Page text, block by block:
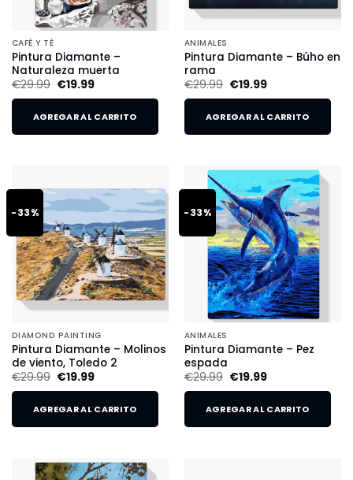
CAFÉ Y TÉ
Pintura Diamante –
Naturaleza muerta
€29.99 €19.99
AGREGAR AL CARRITO
ANIMALES
Pintura Diamante – Búho en
rama
€29.99 €19.99
AGREGAR AL CARRITO
-33%
DIAMOND PAINTING
Pintura Diamante – Molinos
de viento, Toledo 2
€29.99 €19.99
AGREGAR AL CARRITO
-33%
ANIMALES
Pintura Diamante – Pez
espada
€29.99 €19.99
AGREGAR AL CARRITO